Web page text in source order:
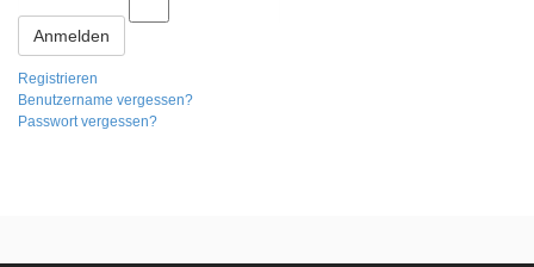
Anmelden
Registrieren
Benutzername vergessen?
Passwort vergessen?